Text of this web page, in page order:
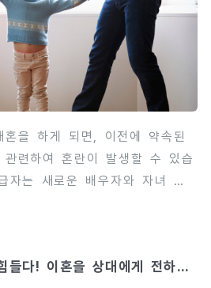
을 하게 되면, 이전에 약속된
련하여 혼란이 발생할 수 있습
자는 새로운 배우자와 자녀 관
이유만으로 지급 의무가 사라
들다! 이혼을 상대에게 전하기